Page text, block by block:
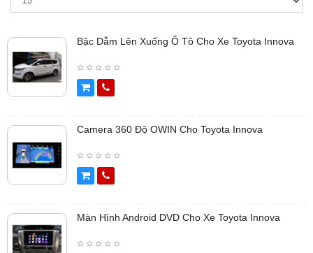
Bậc Dẫm Lên Xuống Ô Tô Cho Xe Toyota Innova
Camera 360 Độ OWIN Cho Toyota Innova
Màn Hình Android DVD Cho Xe Toyota Innova